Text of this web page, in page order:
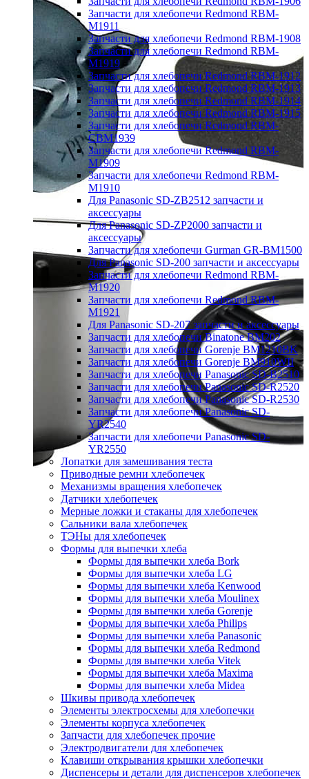
Запчасти для хлебопечи Redmond RBM-
M1911
Запчасти для хлебопечи Redmond RBM-1908
Запчасти для хлебопечи Redmond RBM-
M1919
Запчасти для хлебопечи Redmond RBM-1912
Запчасти для хлебопечи Redmond RBM-1913
Запчасти для хлебопечи Redmond RBM-1914
Запчасти для хлебопечи Redmond RBM-1915
Запчасти для хлебопечи Redmond RBM-
CBM1939
Запчасти для хлебопечи Redmond RBM-
M1909
Запчасти для хлебопечи Redmond RBM-
M1910
Для Panasonic SD-ZB2512 запчасти и
аксессуары
Для Panasonic SD-ZP2000 запчасти и
аксессуары
Запчасти для хлебопечи Gurman GR-BM1500
Для Panasonic SD-200 запчасти и аксессуары
Запчасти для хлебопечи Redmond RBM-
M1920
Запчасти для хлебопечи Redmond RBM-
M1921
Для Panasonic SD-207 запчасти и аксессуары
Запчасти для хлебопечи Binatone BM202
Запчасти для хлебопечи Gorenje BM1210BK
Запчасти для хлебопечи Gorenje BM910WII
Запчасти для хлебопечи Panasonic SD-B2510
Запчасти для хлебопечи Panasonic SD-R2520
Запчасти для хлебопечи Panasonic SD-R2530
Запчасти для хлебопечи Panasonic SD-
YR2540
Запчасти для хлебопечи Panasonic SD-
YR2550
Лопатки для замешивания теста
Приводные ремни хлебопечек
Механизмы вращения хлебопечек
Датчики хлебопечек
Мерные ложки и стаканы для хлебопечек
Сальники вала хлебопечек
ТЭНы для хлебопечек
Формы для выпечки хлеба
Формы для выпечки хлеба Bork
Формы для выпечки хлеба LG
Формы для выпечки хлеба Kenwood
Формы для выпечки хлеба Moulinex
Формы для выпечки хлеба Gorenje
Формы для выпечки хлеба Philips
Формы для выпечки хлеба Panasonic
Формы для выпечки хлеба Redmond
Формы для выпечки хлеба Vitek
Формы для выпечки хлеба Maxima
Формы для выпечки хлеба Midea
Шкивы привода хлебопечек
Элементы электросхемы для хлебопечки
Элементы корпуса хлебопечек
Запчасти для хлебопечек прочие
Электродвигатели для хлебопечек
Клавиши открывания крышки хлебопечки
Диспенсеры и детали для диспенсеров хлебопечек